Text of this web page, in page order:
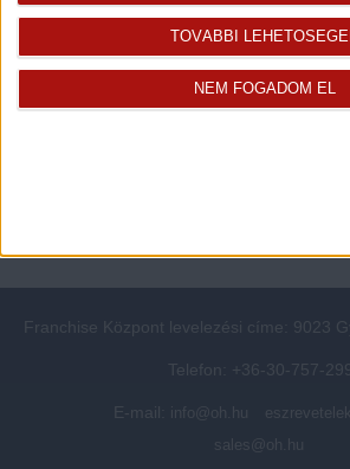
TOVÁBBI
NEM FOGADOM EL
A központ munkatársai
CSR
Elérhetőségeink
Franchise Központ levelezési címe: 9023
Telefon: +36-30-757-
E-mail: info@oh.hu
sales@oh.hu